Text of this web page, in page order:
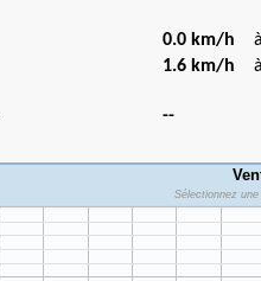
0.0 km/h
1.6 km/h à
--